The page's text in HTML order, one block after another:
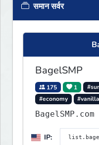
समान सर्वर
BagelSMP
175 1
#economy
#vanilla
BagelSMP.com
IP: